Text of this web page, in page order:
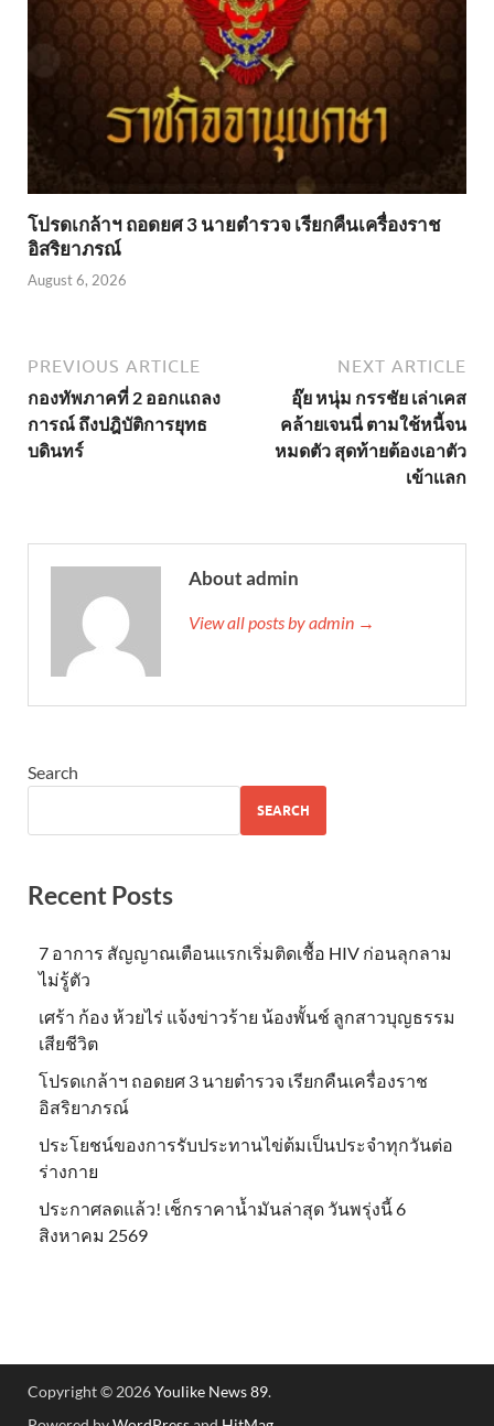
โปรดเกล้าฯ ถอดยศ 3 นายตำรวจ เรียกคืนเครื่องราช
อิสริยาภรณ์
August 6, 2026
PREVIOUS ARTICLE
กองทัพภาคที่ 2 ออกเเถลง
การณ์ ถึงปฎิบัติการยุทธ
บดินทร์
NEXT ARTICLE
อุ๊ย หนุ่ม กรรชัย เล่าเคส
คล้ายเจนนี่ ตามใช้หนี้จน
หมดตัว สุดท้ายต้องเอาตัว
เข้าเเลก
About admin
View all posts by admin →
Search
SEARCH
Recent Posts
7 อาการ สัญญาณเตือนแรกเริ่มติดเชื้อ HIV ก่อนลุกลาม
ไม่รู้ตัว
เศร้า ก้อง ห้วยไร่ แจ้งข่าวร้าย น้องพั้นช์ ลูกสาวบุญธรรม
เสียชีวิต
โปรดเกล้าฯ ถอดยศ 3 นายตำรวจ เรียกคืนเครื่องราช
อิสริยาภรณ์
ประโยชน์ของการรับประทานไข่ต้มเป็นประจำทุกวันต่อ
ร่างกาย
ประกาศลดแล้ว! เช็กราคาน้ำมันล่าสุด วันพรุ่งนี้ 6
สิงหาคม 2569
Copyright © 2026Youlike News 89.